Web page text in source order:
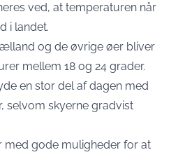
ved, at temperaturen når
i landet.
og de øvrige øer bliver
mellem 18 og 24 grader.
en stor del af dagen med
selvom skyerne gradvist
med gode muligheder for at